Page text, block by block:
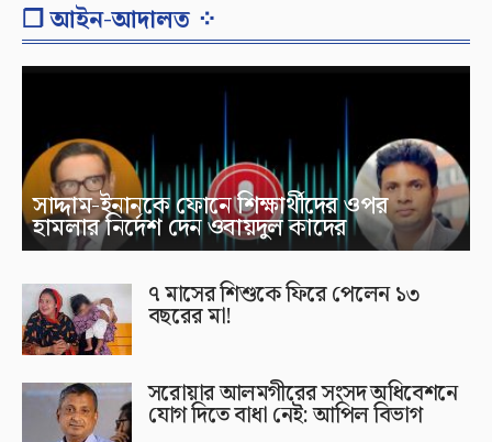
❐ আইন-আদালত ⁘
সাদ্দাম-ইনানকে ফোনে শিক্ষার্থীদের ওপর
হামলার নির্দেশ দেন ওবায়দুল কাদের
৭ মাসের শিশুকে ফিরে পেলেন ১৩
বছরের মা!
সরোয়ার আলমগীরের সংসদ অধিবেশনে
যোগ দিতে বাধা নেই: আপিল বিভাগ